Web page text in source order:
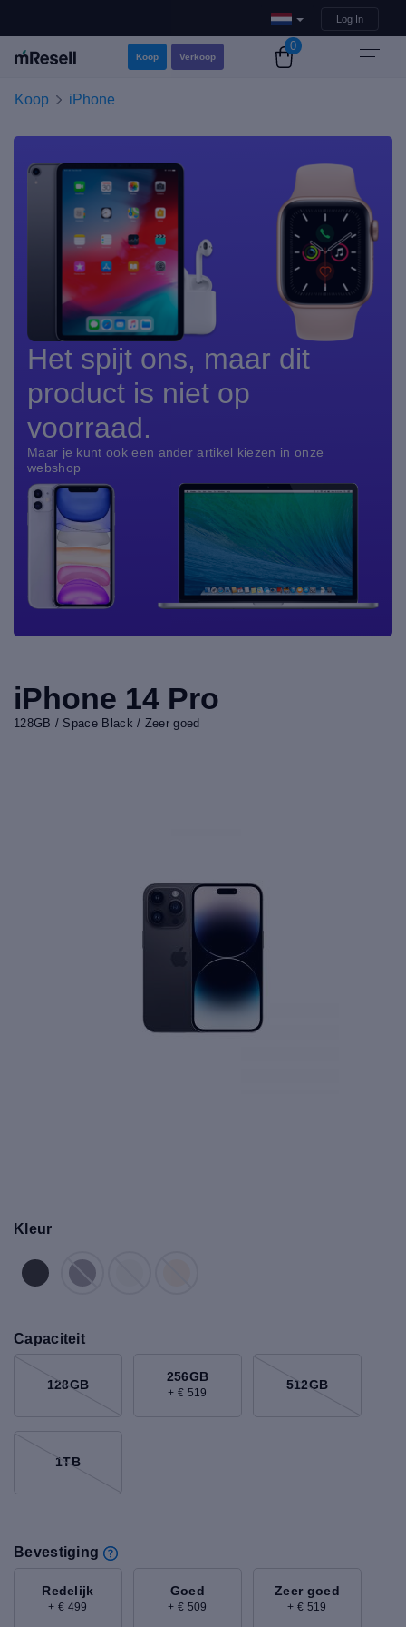
Log In
Koop Verkoop
0
Koop iPhone
Het spijt ons, maar dit
product is niet op
voorraad.
Maar je kunt ook een ander artikel kiezen in onze
webshop
iPhone 14 Pro
128GB / Space Black / Zeer goed
Kleur
Capaciteit
128GB
256GB
+ € 519
512GB
1TB
Bevestiging
Redelijk
+ € 499
Goed
+ € 509
Zeer goed
+ € 519